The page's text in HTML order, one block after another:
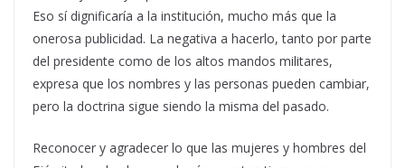
Eso sí dignificaría a la institución, mucho más que la
onerosa publicidad. La negativa a hacerlo, tanto por parte
del presidente como de los altos mandos militares,
expresa que los nombres y las personas pueden cambiar,
pero la doctrina sigue siendo la misma del pasado.
Reconocer y agradecer lo que las mujeres y hombres del